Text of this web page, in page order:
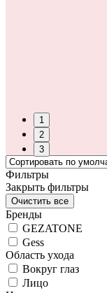
1
2
3
Фильтры
Закрыть фильтры
Бренды
GEZATONE
Gess
Область ухода
Вокруг глаз
Лицо